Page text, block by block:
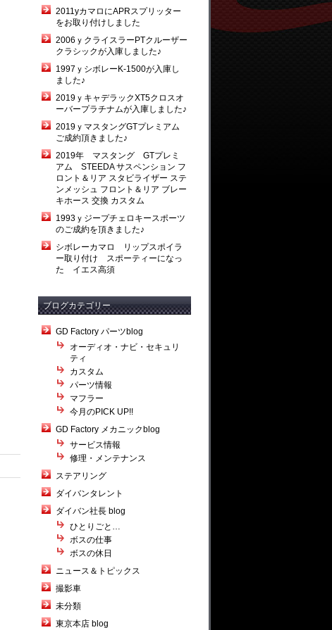
2011yカマロにAPRスプリッター
をお取り付けしました
2006ｙクライスラーPTクルーザー
クラシックが入庫しました♪
1997ｙシボレーK-1500が入庫し
ました♪
2019ｙキャデラックXT5クロスオ
ーバープラチナムが入庫しました♪
2019ｙマスタングGTプレミアム
ご成約頂きました♪
2019年 マスタング GTプレミ
アム STEEDA サスペンション フ
ロント＆リア スタビライザー ステ
ンメッシュ フロント＆リア ブレー
キホース 交換 カスタム
1993ｙジープチェロキースポーツ
のご成約を頂きました♪
シボレーカマロ リップスポイラ
ー取り付け スポーティーになっ
た イエス高須
ブログカテゴリー
GD Factory パーツblog
オーディオ・ナビ・セキュリ
ティ
カスタム
パーツ情報
マフラー
今月のPICK UP!!
GD Factory メカニックblog
サービス情報
修理・メンテナンス
ステアリング
ダイバンタレント
ダイバン社長 blog
ひとりごと…
ボスの仕事
ボスの休日
ニュース＆トピックス
撮影車
未分類
東京本店 blog